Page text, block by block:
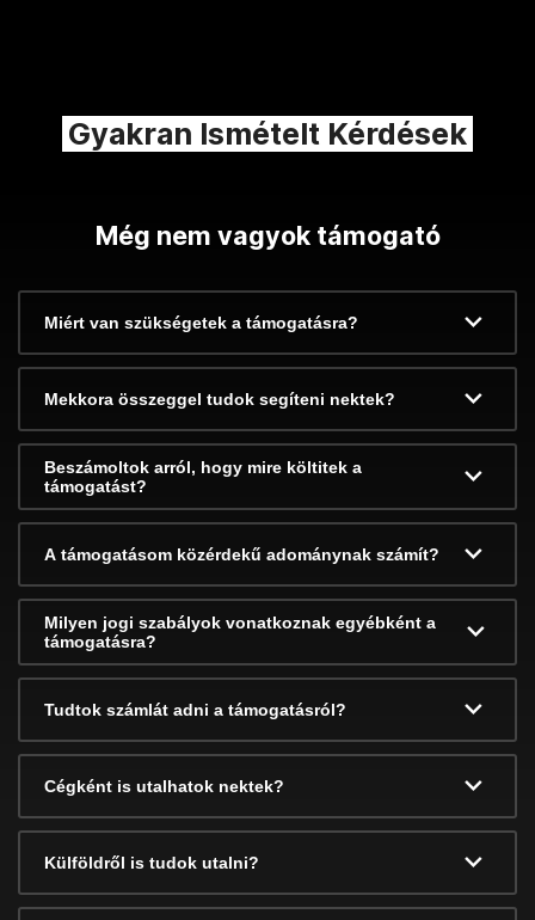
Gyakran Ismételt Kérdések
Még nem vagyok támogató
Miért van szükségetek a támogatásra?
Mekkora összeggel tudok segíteni nektek?
Beszámoltok arról, hogy mire költitek a
támogatást?
A támogatásom közérdekű adománynak számít?
Milyen jogi szabályok vonatkoznak egyébként a
támogatásra?
Tudtok számlát adni a támogatásról?
Cégként is utalhatok nektek?
Külföldről is tudok utalni?